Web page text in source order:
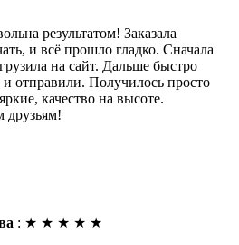
результатом! Заказала
и всё прошло гладко. Сначала
на сайт. Дальше быстро
и отправили. Получилось просто
качество на высоте.
друзьям!
: ★ ★ ★ ★ ★